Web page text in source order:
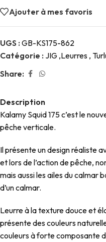
Ajouter à mes favoris
UGS : GB-KS175-862
Catégorie : JIG ,Leurres ,
Share:
Description
Kalamy Squid 175 c’est le
pêche verticale.
Il présente un design réaliste
et lors de l’action de pêche,
mais aussi les ailes du calmar
d’un calmar.
Leurre à la texture douce et
présente des couleurs
couleurs à forte composante